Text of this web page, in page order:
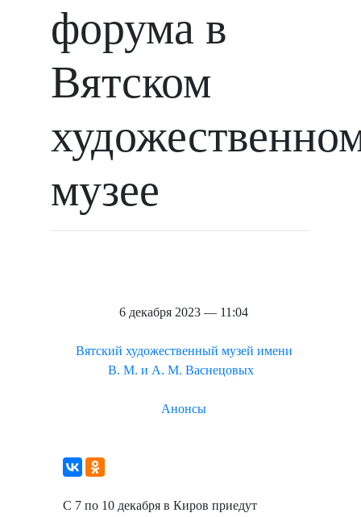
форума в
Вятском
музее
6 декабря 2023 — 11:04
Вятский художественный музей имени
В. М. и А. М. Васнецовых
Анонсы
С 7 по 10 декабря в Киров приедут